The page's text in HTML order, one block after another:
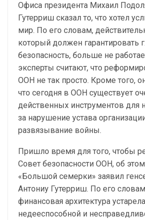
Офиса президента Михаил
Гутерриш сказал то, что хотел
мир. По его словам,
который должен гарантировать
безопасность, больше не
эксперты считают, что
ООН не так просто. Кроме того,
что сегодня в ООН существует
действенных инструментов для
за нарушение устава
развязывание войны.
Пришло время для того, чтобы
Совет безопасности ООН, об
«Большой семерки» заявил
Антониу Гутерриш. По его
финансовая архитектура
недееспособной и